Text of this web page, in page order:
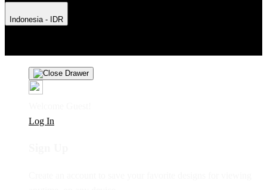
Indonesia - IDR
Log In